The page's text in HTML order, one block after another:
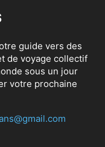
guide vers des
de voyage collectif
sous un jour
votre prochaine